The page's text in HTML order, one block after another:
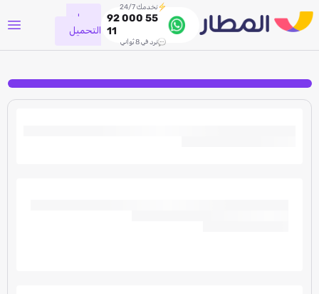
نخدمك 24/7
92 000 55
11
نرد في 8 ثواني
جاري
التحميل